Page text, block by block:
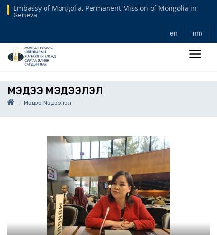
Embassy of Mongolia, Permanent Mission of Mongolia in
Geneva
en mn
МЭДЭЭ МЭДЭЭЛЭЛ
Мэдээ Мэдээлэл